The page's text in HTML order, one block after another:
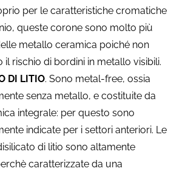
per le caratteristiche cromatiche
queste corone sono molto più
metallo ceramica poiché non
il rischio di bordini in metallo visibili.
DI LITIO. Sono metal-free, ossia
senza metallo, e costituite da
integrale: per questo sono
indicate per i settori anteriori. Le
di litio sono altamente
caratterizzate da una